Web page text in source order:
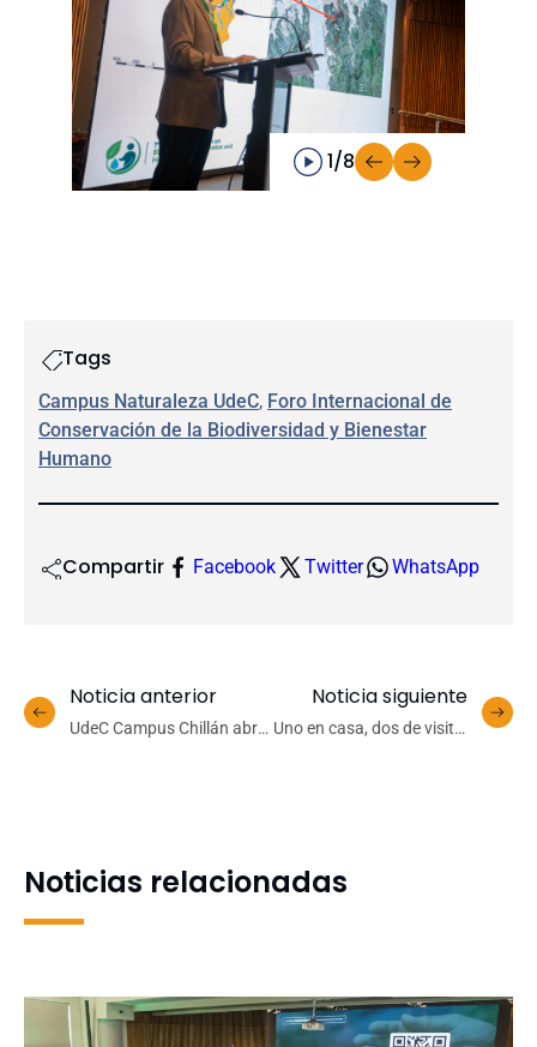
1/8
Tags
Campus Naturaleza UdeC, Foro Internacional de
Conservación de la Biodiversidad y Bienestar
Humano
Compartir Facebook Twitter WhatsApp
Noticia anterior
UdeC Campus Chillán abre
Noticia siguiente
Uno en casa, dos de visita:
Noticias relacionadas